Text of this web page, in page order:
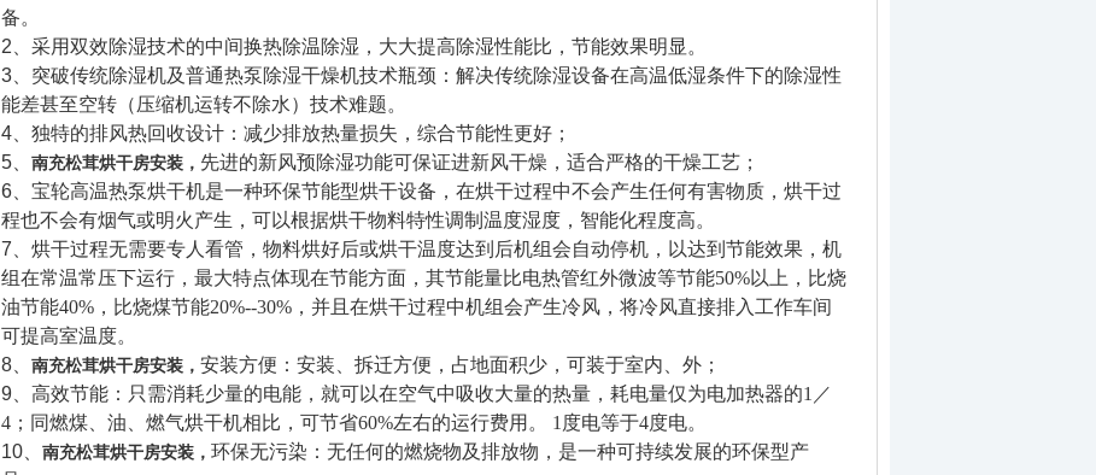
备。
2 、采用双效除湿技术的中间换热除温除湿，大大提高除湿性能比，节能效果明显。
3 、突破传统除湿机及普通热泵除湿干燥机技术瓶颈：解决传统除湿设备在高温低湿条件下的除湿性
能差甚至空转（压缩机运转不除水）技术难题。
4 、独特的排风热回收设计：减少排放热量损失，综合节能性更好；
5
南充松茸烘干房安装， 先进的新风预除湿功能可保证进新风干燥，适合严格的干燥工艺；
6、宝轮高温热泵烘干机是一种环保节能型烘干设备，在烘干过程中不会产生任何有害物质，烘干过
程也不会有烟气或明火产生，可以根据烘干物料特性调制温度湿度，智能化程度高。
7、烘干过程无需要专人看管，物料烘好后或烘干温度达到后机组会自动停机，以达到节能效果，机
组在常温常压下运行，最大特点体现在节能方面，其节能量比电热管红外微波等节能50%以上，比烧
油节能40% ，比烧煤节能20%--30% ，并且在烘干过程中机组会产生冷风，将冷风直接排入工作车间
可提高室温度。
8、 南充松茸烘干房安装， 安装方便：安装、拆迁方便，占地面积少，可装于室内、外；
9、高效节能：只需消耗少量的电能，就可以在空气中吸收大量的热量，耗电量仅为电加热器的1 ／
4 ；同燃煤、油、燃气烘干机相比，可节省60%左右的运行费用。 1 度电等于4度电。
10、 南充松茸烘干房安装， 环保无污染：无任何的燃烧物及排放物，是一种可持续发展的环保型产